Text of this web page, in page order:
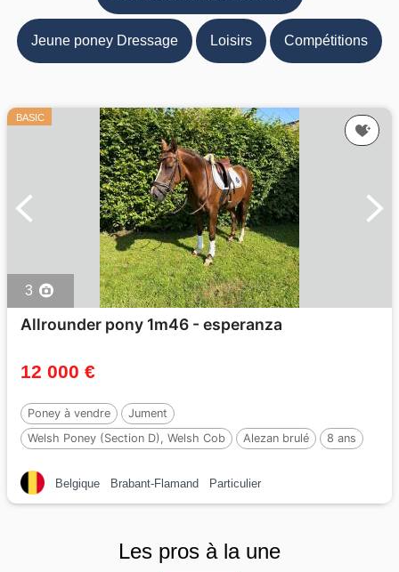
Jeune poney Dressage Loisirs Compétitions
BASIC
3
Allrounder pony 1m46 - esperanza
12 000 €
Poney à vendre
Jument
Welsh Poney (Section D), Welsh Cob
Alezan brulé
8 ans
Belgique
Brabant-Flamand Particulier
Les pros à la une